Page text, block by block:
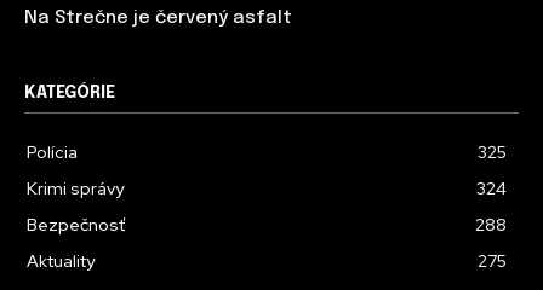
Na Strečne je červený asfalt
KATEGÓRIE
Polícia
325
Krimi správy
324
Bezpečnosť
288
Aktuality
275